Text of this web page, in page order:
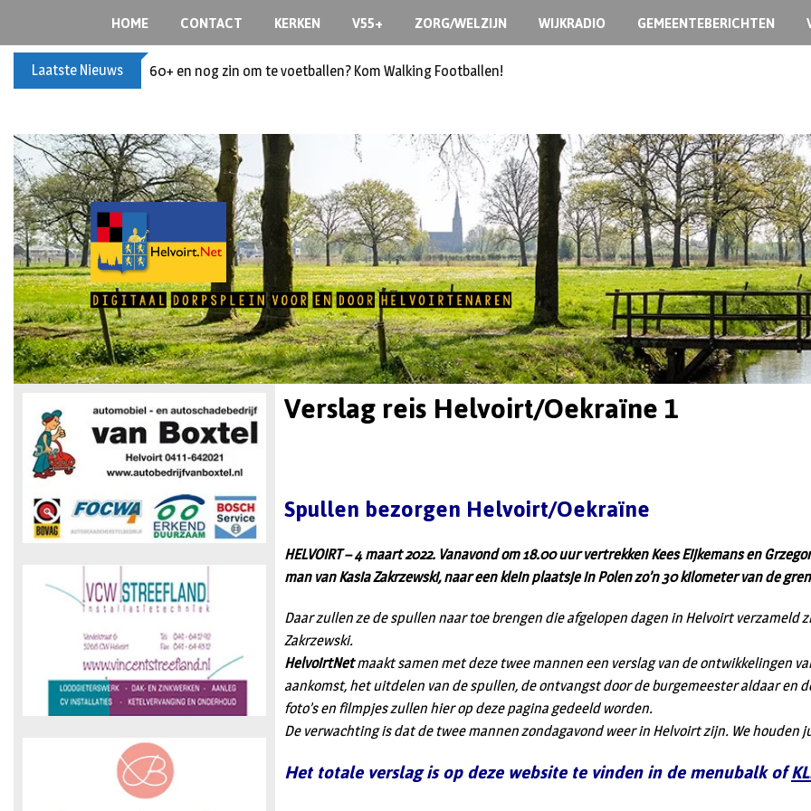
HOME CONTACT KERKEN V55+ ZORG/WELZIJN WIJKRADIO GEMEENTEBERICHTEN
Laatste Nieuws 60+ en nog zin om te voetballen? Kom Walking Footballen!
Verslag reis Helvoirt/Oekraïne 1
Spullen bezorgen Helvoirt/Oekraïne
HELVOIRT – 4 maart 2022. Vanavond om 18.00 uur vertrekken Kees Eijkemans en
man van Kasia Zakrzewski, naar een klein plaatsje in Polen zo’n 30 kilometer van de
Daar zullen ze de spullen naar toe brengen die afgelopen dagen in Helvoirt verzameld
Zakrzewski.
HelvoirtNetmaakt samen met deze twee mannen een verslag van de ontwikkelingen
aankomst, het uitdelen van de spullen, de ontvangst door de burgemeester aldaar en
foto’s en filmpjes zullen hier op deze pagina gedeeld worden.
De verwachting is dat de twee mannen zondagavond weer in Helvoirt zijn. We houden
Het totale verslag is op deze website te vinden in de menubalk of